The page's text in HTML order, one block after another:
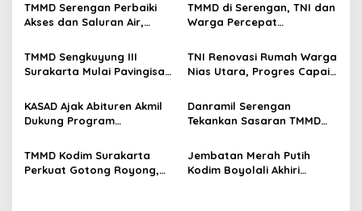
i
a
i
o
n
TMMD Serengan Perbaiki
Akses dan Saluran Air,
TMMD di Serengan, TNI dan
Warga Percepat
TMMD Sengkuyung III
Surakarta Mulai Pavingisasi
TNI Renovasi Rumah Warga
Nias Utara, Progres Capai
KASAD Ajak Abituren Akmil
Dukung Program
Danramil Serengan
Tekankan Sasaran TMMD
TMMD Kodim Surakarta
Perkuat Gotong Royong,
Jembatan Merah Putih
Kodim Boyolali Akhiri